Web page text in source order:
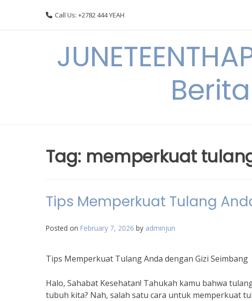
Call Us: +2782 444 YEAH
Tag: memperkuat
Tips Memperkuat Tulang
Posted on February 7, 2026 by adminjun
Tips Memperkuat Tulang Anda dengan Gizi Seimbang
Halo, Sahabat Kesehatan! Tahukah kamu bahwa
tubuh kita? Nah, salah satu cara untuk memperkuat